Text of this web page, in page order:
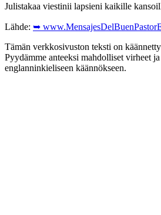
Julistakaa viestinii lapsieni kaikille
Lähde: ➥
Tämän verkkosivuston teksti on
Pyydämme anteeksi mahdolliset virheet
englanninkieliseen käännökseen.